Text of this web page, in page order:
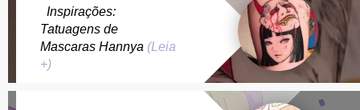
Inspirações:
Tatuagens de
Mascaras Hannya (Leia
+)